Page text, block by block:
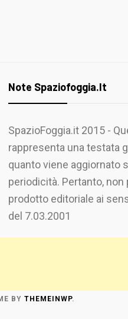
Note Spaziofoggia.it
SpazioFoggia.it 2015 -
rappresenta una testata
quanto viene aggiornato
periodicità. Pertanto,
prodotto editoriale ai
del 7.03.2001
BY THEMEINWP.